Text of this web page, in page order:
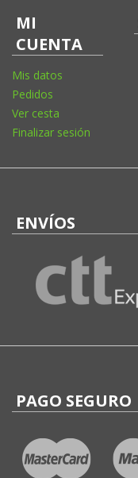
MI
CUENTA
Mis datos
Pedidos
Ver cesta
Finalizar sesión
ENVÍOS
PAGO SEGURO